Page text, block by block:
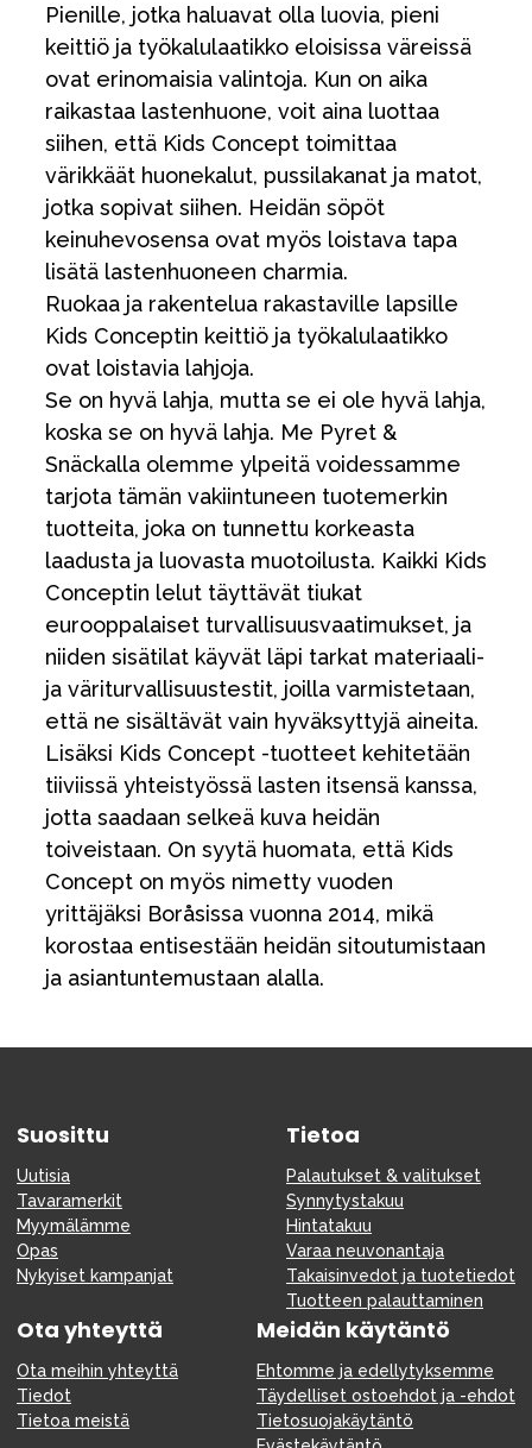
Pienille, jotka haluavat olla luovia, pieni
keittiö ja työkalulaatikko eloisissa väreissä
ovat erinomaisia valintoja. Kun on aika
raikastaa lastenhuone, voit aina luottaa
siihen, että Kids Concept toimittaa
värikkäät huonekalut, pussilakanat ja matot,
jotka sopivat siihen. Heidän söpöt
keinuhevosensa ovat myös loistava tapa
lisätä lastenhuoneen charmia.
Ruokaa ja rakentelua rakastaville lapsille
Kids Conceptin keittiö ja työkalulaatikko
ovat loistavia lahjoja.
Se on hyvä lahja, mutta se ei ole hyvä lahja,
koska se on hyvä lahja. Me Pyret &
Snäckalla olemme ylpeitä voidessamme
tarjota tämän vakiintuneen tuotemerkin
tuotteita, joka on tunnettu korkeasta
laadusta ja luovasta muotoilusta. Kaikki Kids
Conceptin lelut täyttävät tiukat
eurooppalaiset turvallisuusvaatimukset, ja
niiden sisätilat käyvät läpi tarkat materiaali-
ja väriturvallisuustestit, joilla varmistetaan,
että ne sisältävät vain hyväksyttyjä aineita.
Lisäksi Kids Concept -tuotteet kehitetään
tiiviissä yhteistyössä lasten itsensä kanssa,
jotta saadaan selkeä kuva heidän
toiveistaan. On syytä huomata, että Kids
Concept on myös nimetty vuoden
yrittäjäksi Boråsissa vuonna 2014, mikä
korostaa entisestään heidän sitoutumistaan
ja asiantuntemustaan alalla.
Suosittu
Uutisia
Tavaramerkit
Myymälämme
Opas
Nykyiset kampanjat
Tietoa
Palautukset & valitukset
Synnytystakuu
Hintatakuu
Varaa neuvonantaja
Takaisinvedot ja tuotetiedot
Tuotteen palauttaminen
Ota yhteyttä
Ota meihin yhteyttä
Tiedot
Tietoa meistä
Meidän käytäntö
Ehtomme ja edellytyksemme
Täydelliset ostoehdot ja -ehdot
Tietosuojakäytäntö